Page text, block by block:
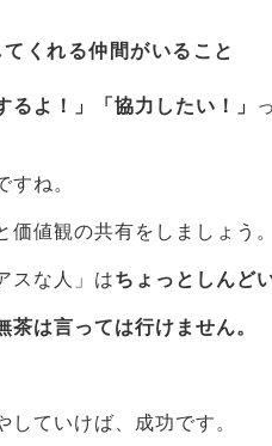
くれる仲間がいること
るよ！」「協力したい！」
すね。
価値観の共有をしましょう。
スな人」はちょっとしんど
茶は言っては行けません。
ていけば、成功です。